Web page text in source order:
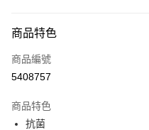
信用卡一次付款
超商取貨付款
Apple Pay
商品特色
商品編號
5408757
商品特色
抗菌